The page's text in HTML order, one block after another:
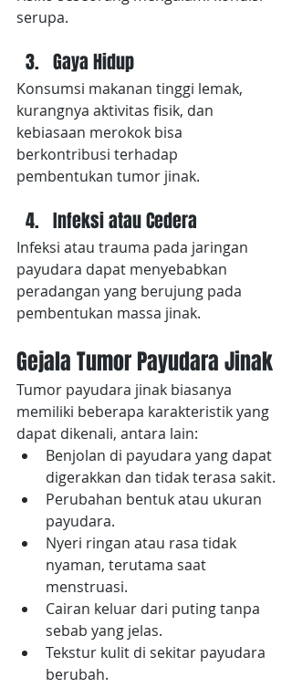
serupa.
Gaya Hidup
Konsumsi makanan tinggi lemak,
kurangnya aktivitas fisik, dan
kebiasaan merokok bisa
berkontribusi terhadap
pembentukan tumor jinak.
Infeksi atau Cedera
Infeksi atau trauma pada jaringan
payudara dapat menyebabkan
peradangan yang berujung pada
pembentukan massa jinak.
Gejala Tumor Payudara Jinak
Tumor payudara jinak biasanya
memiliki beberapa karakteristik yang
dapat dikenali, antara lain:
Benjolan di payudara yang dapat
digerakkan dan tidak terasa sakit.
Perubahan bentuk atau ukuran
payudara.
Nyeri ringan atau rasa tidak
nyaman, terutama saat
menstruasi.
Cairan keluar dari puting tanpa
sebab yang jelas.
Tekstur kulit di sekitar payudara
berubah.